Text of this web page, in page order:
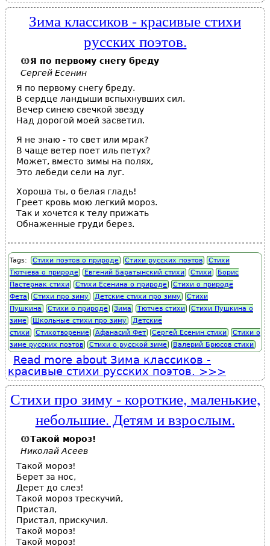
Зима классиков - красивые стихи
русских поэтов.
Я по первому снегу бреду
Сергей Есенин
Я по первому снегу бреду.
В сердце ландыши вспыхнувших сил.
Вечер синею свечкой звезду
Над дорогой моей засветил.
Я не знаю - то свет или мрак?
В чаще ветер поет иль петух?
Может, вместо зимы на полях,
Это лебеди сели на луг.
Хороша ты, о белая гладь!
Греет кровь мою легкий мороз.
Так и хочется к телу прижать
Обнаженные груди берез.
Tags: Стихи поэтов о природе Стихи русских поэтов
Стихи
Тютчева о природе
Евгений Баратынский стихи Стихи
Борис
Пастернак стихи
Стихи Есенина о природе
Стихи о природе
Фета
Стихи про зиму Детские стихи про зиму
Стихи
Пушкина
Стихи о природе Зима Тютчев стихи
Стихи Пушкина о
зиме
Школьные стихи про зиму
Детские
стихи
Стихотворение Афанасий Фет Сергей Есенин стихи
Стихи о
зиме русских поэтов
Стихи о русской зиме Валерий Брюсов стихи
Read more about Зима классиков -
красивые стихи русских поэтов.
Стихи про зиму - короткие, маленькие,
небольшие. Детям и взрослым.
Такой мороз!
Николай Асеев
Такой мороз!
Берет за нос,
Дерет до слез!
Такой мороз трескучий,
Пристал,
Пристал, прискучил.
Такой мороз!
Такой мороз!